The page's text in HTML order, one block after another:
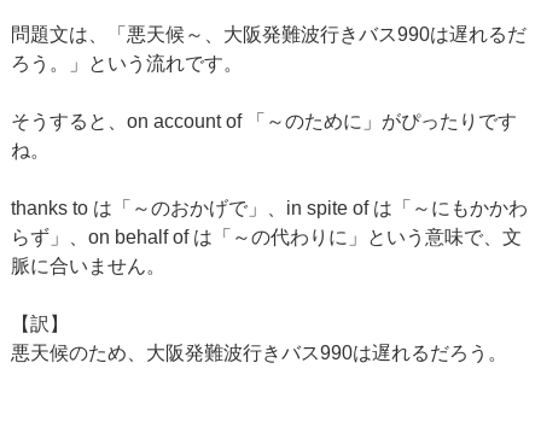
問題文は、「悪天候～、大阪発難波行きバス990は遅れるだ
ろう。」という流れです。
そうすると、on account of 「～のために」がぴったりです
ね。
thanks to は「～のおかげで」、in spite of は「～にもかかわ
らず」、on behalf of は「～の代わりに」という意味で、文
脈に合いません。
【訳】
悪天候のため、大阪発難波行きバス990は遅れるだろう。